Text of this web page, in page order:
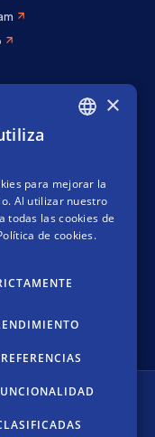
FRENCH
×
para mejorar la
Al utilizar nuestro
todas las cookies de
de cookies.